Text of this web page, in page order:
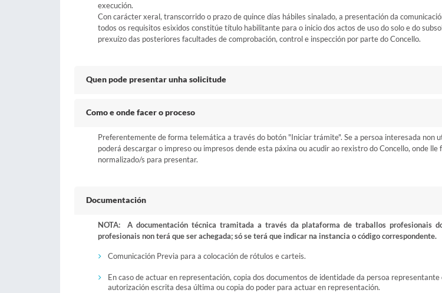
execución.
Con carácter xeral, transcorrido o prazo de quince días hábiles sinalado, a presentación da
todos os requisitos esixidos constitúe título habilitante para o inicio dos actos de uso do solo e do
prexuízo das posteriores facultades de comprobación, control e inspección por parte do Concello.
Quen pode presentar unha solicitude
Como e onde facer o proceso
Preferentemente de forma telemática a través do botón "Iniciar trámite". Se a persoa interesada non
poderá descargar o impreso ou impresos dende esta páxina ou acudir ao rexistro do Concello, onde
normalizado/s para presentar.
Documentación
NOTA: A documentación técnica tramitada a través da plataforma de traballos profesionais
profesionais non terá que ser achegada; só se terá que indicar na instancia o código correspondente.
Comunicación Previa para a colocación de rótulos e carteis.
En caso de actuar en representación, copia dos documentos de identidade da persoa
autorización escrita desa última ou copia do poder para actuar en representación.